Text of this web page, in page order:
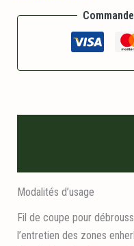
Modalités d’usage
Fil de coupe pour
l’entretien des zones